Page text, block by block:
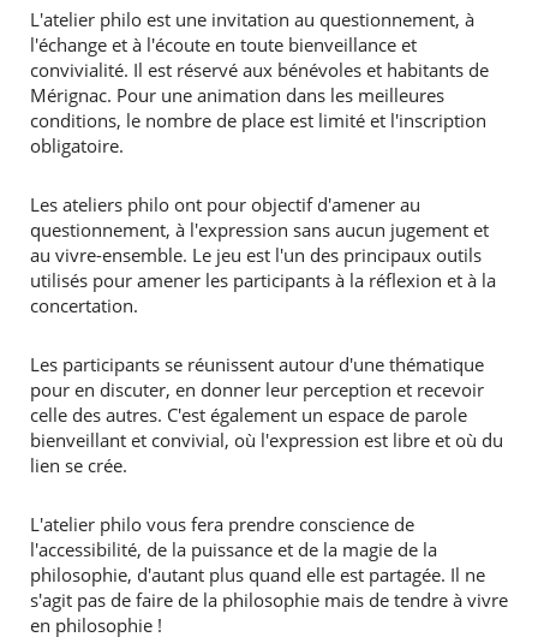
L'atelier philo est une invitation au questionnement, à
l'échange et à l'écoute en toute bienveillance et
convivialité. Il est réservé aux bénévoles et habitants de
Mérignac. Pour une animation dans les meilleures
conditions, le nombre de place est limité et l'inscription
obligatoire.
Les ateliers philo ont pour objectif d'amener au
questionnement, à l'expression sans aucun jugement et
au vivre-ensemble. Le jeu est l'un des principaux outils
utilisés pour amener les participants à la réflexion et à la
concertation.
Les participants se réunissent autour d'une thématique
pour en discuter, en donner leur perception et recevoir
celle des autres. C'est également un espace de parole
bienveillant et convivial, où l'expression est libre et où du
lien se crée.
L'atelier philo vous fera prendre conscience de
l'accessibilité, de la puissance et de la magie de la
philosophie, d'autant plus quand elle est partagée. Il ne
s'agit pas de faire de la philosophie mais de tendre à vivre
en philosophie !